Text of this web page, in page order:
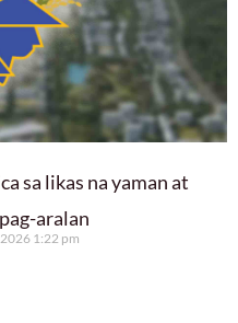
sa likas na yaman at
aralan
1:22 pm